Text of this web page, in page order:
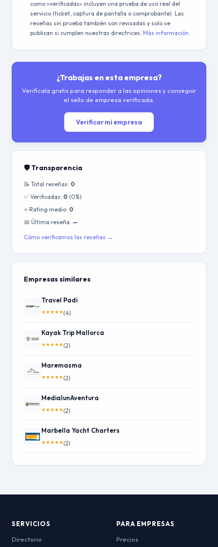
como «verificadas» incluyen una prueba de uso real del
servicio (ticket, captura de pantalla o comprobante). Las
reseñas sin prueba también son revisadas y solo se
publican si cumplen nuestras directrices. Más información
¿Trabajas en esta empresa?
Verifícala gratis para responder a las opiniones y conseguir
el sello de empresa verificada.
Verificar mi empresa
🛡️ Transparencia
📝 Total reseñas: 0
✅ Verificadas: 0 (0%)
⭐ Rating medio: 0
📅 Última reseña: —
Cómo verificamos las reseñas →
Empresas similares
Travel Padi
★★★★★(4)
Kayak Trip Mallorca
★★★★★(2)
Maremasma
★★★★★(2)
MedialunAventura
★★★★★(2)
Marbella Yacht Charters
★★★★★(2)
SERVICIOS
Directorio
PARA EMPRESAS
Precios